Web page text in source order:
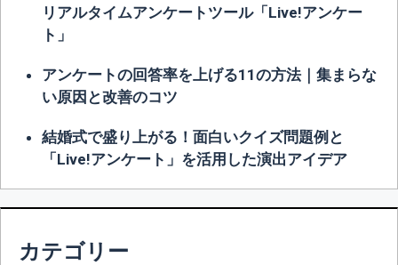
リアルタイムアンケートツール「Live!アンケー
ト」
アンケートの回答率を上げる11の方法｜集まらな
い原因と改善のコツ
結婚式で盛り上がる！面白いクイズ問題例と
「Live!アンケート」を活用した演出アイデア
カテゴリー